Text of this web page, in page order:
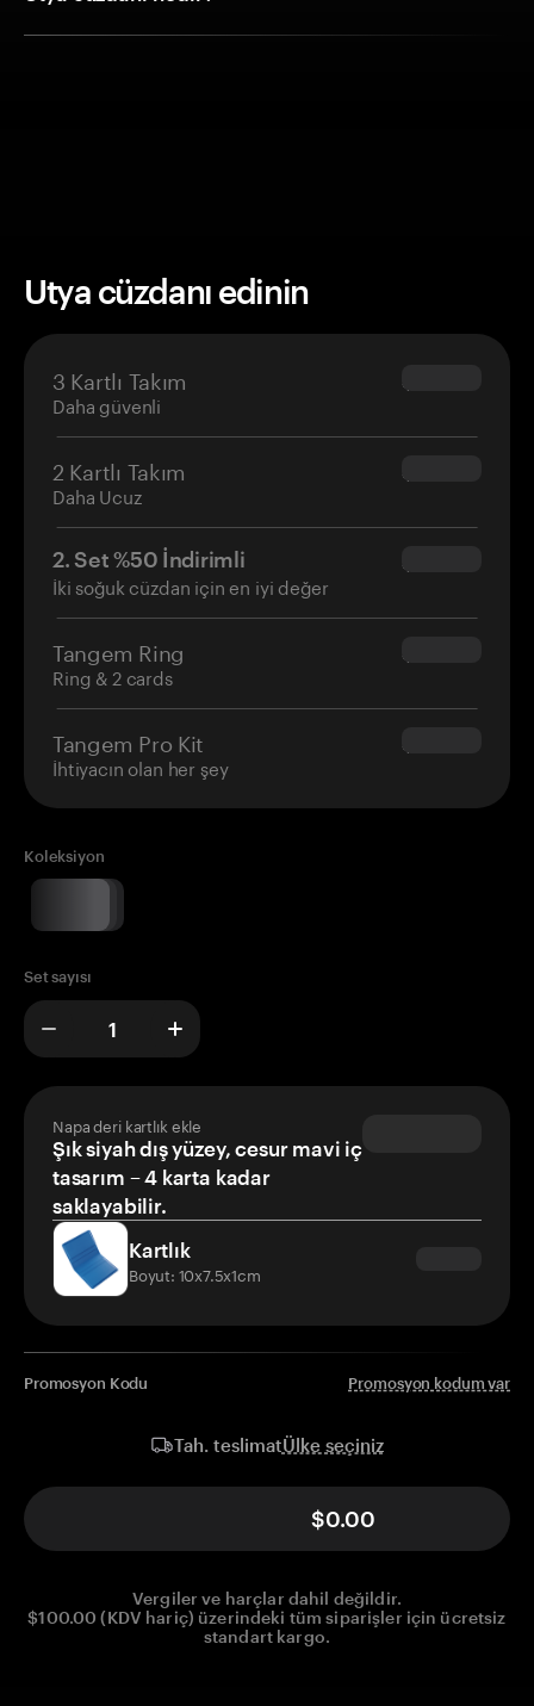
Utya cüzdanı edinin
3 Kartlı Takım
Daha güvenli
$69.90
2 Kartlı Takım
Daha Ucuz
$54.90
2. Set %50 İndirimli
İki soğuk cüzdan için en iyi değer
$34.95
Tangem Ring
Ring & 2 cards
$160.00
Tangem Pro Kit
İhtiyacın olan her şey
$180.00
Koleksiyon
Set sayısı
Napa deri kartlık ekle
Şık siyah dış yüzey, cesur mavi iç
tasarım – 4 karta kadar
saklayabilir.
Kartlık
Boyut: 10x7.5x1cm
Promosyon Kodu Promosyon kodum var
Tah. teslimatÜlke seçiniz
$0.00
Vergiler ve harçlar dahil değildir.
$100.00 (KDV hariç) üzerindeki tüm siparişler için ücretsiz
standart kargo.